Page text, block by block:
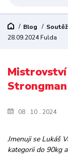
Blog
28.09.2024 Fulda
08 10 2024
Jmenuji se Lukáš
kategorii do 90kg